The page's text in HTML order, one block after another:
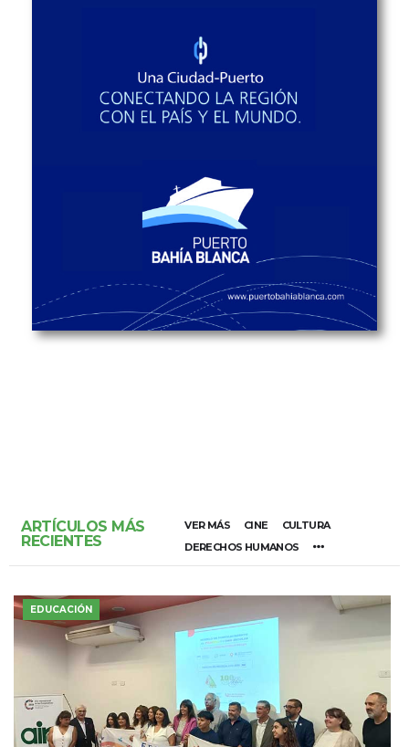
ARTÍCULOS MÁS
RECIENTES
VER MÁS CINE
CULTURA
DERECHOS HUMANOS
EDUCACIÓN